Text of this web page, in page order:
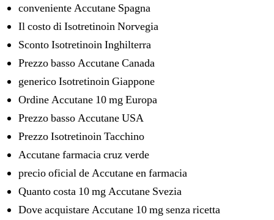
conveniente Accutane Spagna
Il costo di Isotretinoin Norvegia
Sconto Isotretinoin Inghilterra
Prezzo basso Accutane Canada
generico Isotretinoin Giappone
Ordine Accutane 10 mg Europa
Prezzo basso Accutane USA
Prezzo Isotretinoin Tacchino
Accutane farmacia cruz verde
precio oficial de Accutane en farmacia
Quanto costa 10 mg Accutane Svezia
Dove acquistare Accutane 10 mg senza ricetta